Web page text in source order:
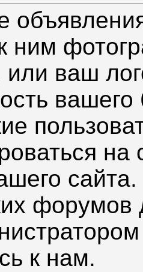
ним
или ваш
вашего
на
сайта.
к нам.